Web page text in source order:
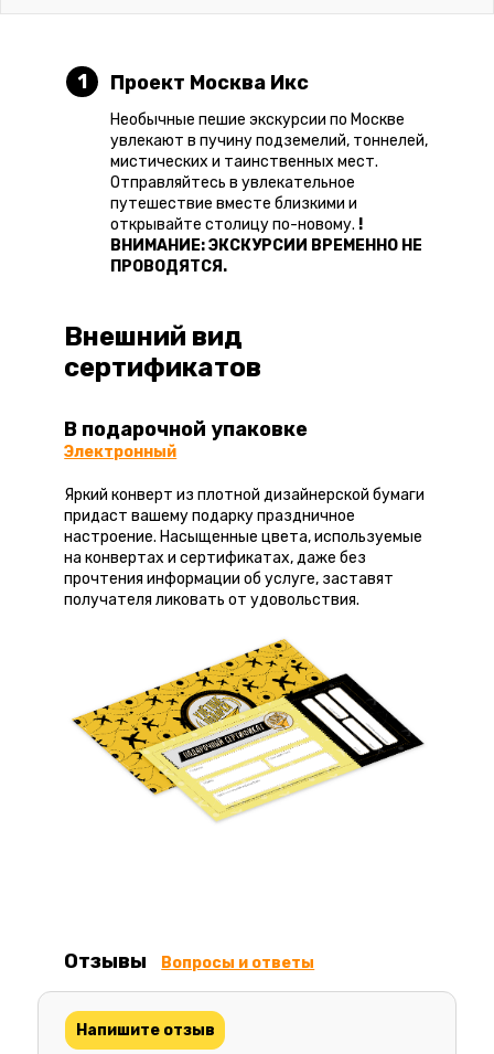
1 Проект Москва Икс
Необычные пешие экскурсии по Москве
увлекают в пучину подземелий, тоннелей,
мистических и таинственных мест.
Отправляйтесь в увлекательное
путешествие вместе близкими и
открывайте столицу по-новому. !
ВНИМАНИЕ: ЭКСКУРСИИ ВРЕМЕННО НЕ
ПРОВОДЯТСЯ.
Внешний вид
сертификатов
В подарочной упаковке
Электронный
Яркий конверт из плотной дизайнерской бумаги
придаст вашему подарку праздничное
настроение. Насыщенные цвета, используемые
на конвертах и сертификатах, даже без
прочтения информации об услуге, заставят
получателя ликовать от удовольствия.
Отзывы Вопросы и ответы
Напишите отзыв